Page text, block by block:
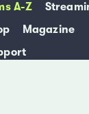
A-Z
Magazine